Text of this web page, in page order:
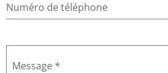
Numéro de téléphone
Message *